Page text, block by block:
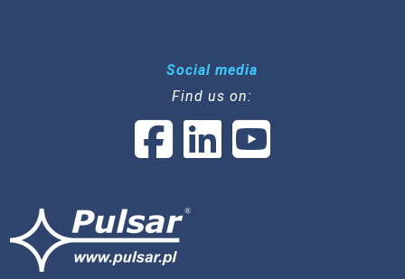
Social media
Find us on: